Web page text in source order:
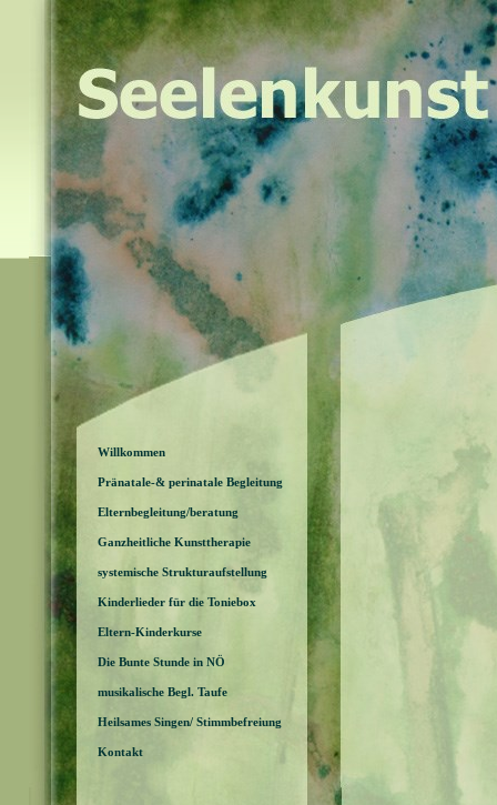
Willkommen
Pränatale-& perinatale Begleitung
Elternbegleitung/beratung
Ganzheitliche Kunsttherapie
systemische Strukturaufstellung
Kinderlieder für die Toniebox
Eltern-Kinderkurse
Die Bunte Stunde in NÖ
musikalische Begl. Taufe
Heilsames Singen/ Stimmbefreiung
Kontakt